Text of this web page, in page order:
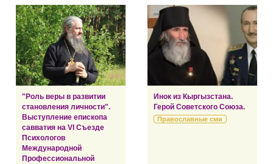
"Роль веры в развитии
становления личности".
Выступление епископа
савватия на VI Съезде
Психологов
Международной
Профессиональной
Инок из Кыргызстана.
Герой Советского Союза.
Православные сми